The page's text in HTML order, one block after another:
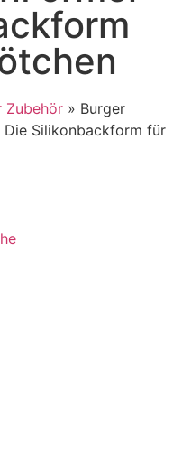
Zubehör » Burger
Die Silikonbackform für